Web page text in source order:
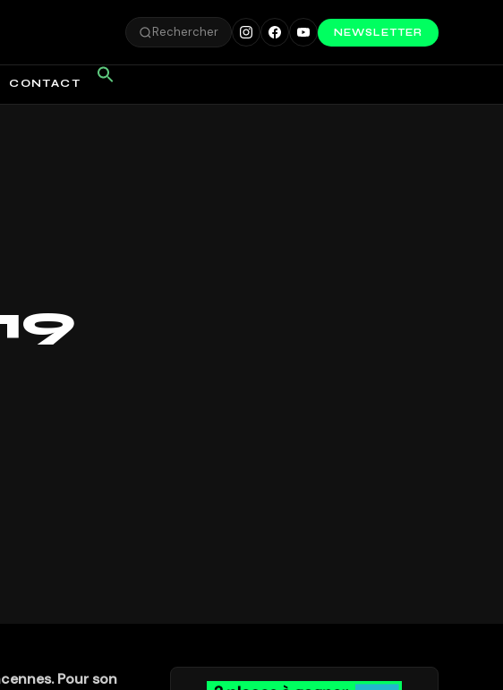
Rechercher NEWSLETTER
CONTACT
Pour son